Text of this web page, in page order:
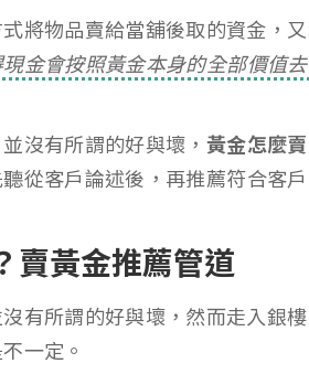
將物品賣給當舖後取的資金，
金會按照黃金本身的全部價值
沒有所謂的好與壞， 黃金怎麼
從客戶論述後，再推薦符合客
賣黃金推薦管道
有所謂的好與壞，然而走入銀
一定。